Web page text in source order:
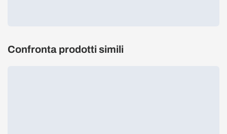
Confronta prodotti simili